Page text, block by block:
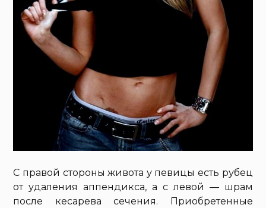
С правой стороны живота у певицы есть рубец
от удаления аппендикса, а с левой — шрам
после кесарева сечения. Приобретенные